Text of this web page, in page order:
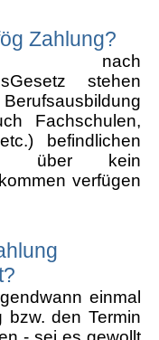
Zahlung?
nach
stehen
Fachschulen,
befindlichen
über kein
verfügen
einmal
bzw. den Termin